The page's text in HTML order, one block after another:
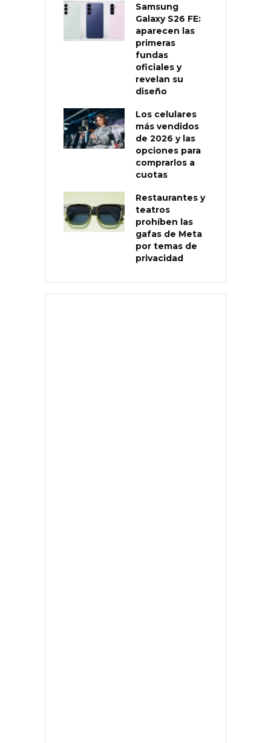
Samsung
Galaxy S26 FE:
aparecen las
primeras
fundas
oficiales y
revelan su
diseño
Los celulares
más vendidos
de 2026 y las
opciones para
comprarlos a
cuotas
Restaurantes y
teatros
prohíben las
gafas de Meta
por temas de
privacidad